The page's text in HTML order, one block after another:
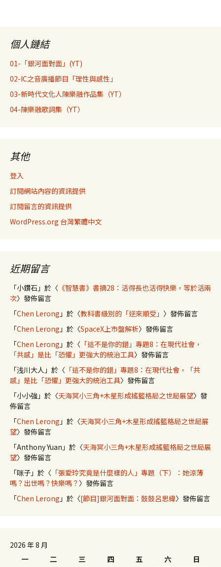
個人鏈結
01-「銀河面對面」(YT)
02-IC之音廣播節目「理性與感性」
03-新時代文化人陳樂融作品集（YT）
04-陳樂融歌詞集（YT）
其他
登入
訂閱網站內容的資訊提供
訂閱留言的資訊提供
WordPress.org 台灣繁體中文
近期留言
「小鑽石 」於〈 《智慧書》書摘28：活得長也活得快樂，等於活兩
次〉發佈留言
「Chen Lerong 」於〈教科書級別的「逆來順受」 〉發佈留言
「Chen Lerong 」於〈SpaceX上市盤解析〉發佈留言
「Chen Lerong 」於〈 「這不是你的錯」專題8：在現代社會，
「共感」是比「恐懼」更強大的統治工具〉發佈留言
「浅川大人 」於〈 「這不是你的錯」專題8：在現代社會，「共
感」是比「恐懼」更強大的統治工具〉發佈留言
「小小強 」於〈天海冥小三角+木星形成搖籃格局之世局展望〉發
佈留言
「Chen Lerong 」於〈天海冥小三角+木星形成搖籃格局之世局展
望〉發佈留言
「Anthony Yuan 」於〈天海冥小三角+木星形成搖籃格局之世局展
望〉發佈留言
「咪子 」於〈 「張愛玲究竟是什麼樣的人」專題（下）：她涼薄
嗎？出世嗎？快樂嗎？ 〉發佈留言
「Chen Lerong 」於〈[節目]銀河面對面：鼓鼓呂思緯〉發佈留言
2026 年 8 月
一
二 三 四 五 六 日